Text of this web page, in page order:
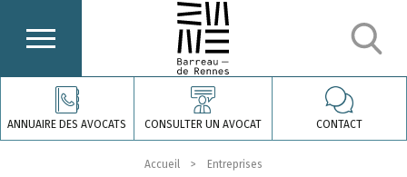
ANNUAIRE DES AVOCATS CONSULTER UN AVOCAT CONTACT
Accueil Entreprises